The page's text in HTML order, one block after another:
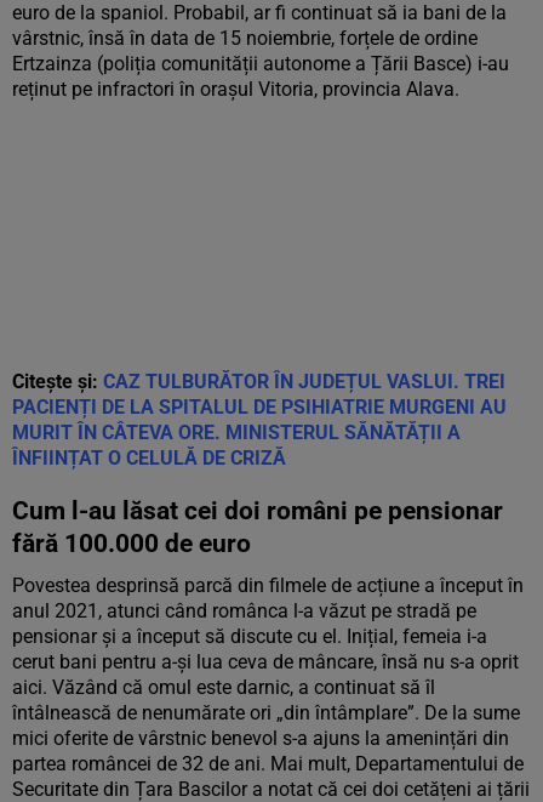
euro de la spaniol. Probabil, ar fi continuat să ia bani de la
vârstnic, însă în data de 15 noiembrie, forțele de ordine
Ertzainza (poliția comunității autonome a Țării Basce) i-au
reținut pe infractori în orașul Vitoria, provincia Alava.
Citește și: CAZ TULBURĂTOR ÎN JUDEȚUL VASLUI. TREI
PACIENȚI DE LA SPITALUL DE PSIHIATRIE MURGENI AU
MURIT ÎN CÂTEVA ORE. MINISTERUL SĂNĂTĂȚII A
ÎNFIINȚAT O CELULĂ DE CRIZĂ
Cum l-au lăsat cei doi români pe pensionar
fără 100.000 de euro
Povestea desprinsă parcă din filmele de acțiune a început în
anul 2021, atunci când românca l-a văzut pe stradă pe
pensionar și a început să discute cu el. Inițial, femeia i-a
cerut bani pentru a-și lua ceva de mâncare, însă nu s-a oprit
aici. Văzând că omul este darnic, a continuat să îl
întâlnească de nenumărate ori „din întâmplare”. De la sume
mici oferite de vârstnic benevol s-a ajuns la amenințări din
partea româncei de 32 de ani. Mai mult, Departamentului de
Securitate din Țara Bascilor a notat că cei doi cetățeni ai țării